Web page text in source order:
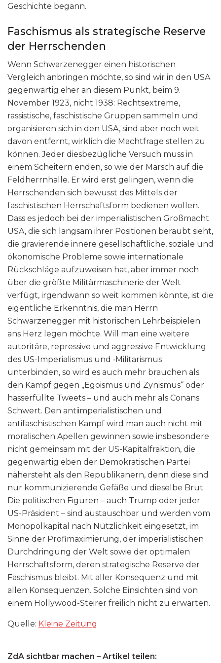
Geschichte begann.
Faschismus als strategische Reserve
der Herrschenden
Wenn Schwarzenegger einen historischen
Vergleich anbringen möchte, so sind wir in den USA
gegenwärtig eher an diesem Punkt, beim 9.
November 1923, nicht 1938: Rechtsextreme,
rassistische, faschistische Gruppen sammeln und
organisieren sich in den USA, sind aber noch weit
davon entfernt, wirklich die Machtfrage stellen zu
können. Jeder diesbezügliche Versuch muss in
einem Scheitern enden, so wie der Marsch auf die
Feldherrnhalle. Er wird erst gelingen, wenn die
Herrschenden sich bewusst des Mittels der
faschistischen Herrschaftsform bedienen wollen.
Dass es jedoch bei der imperialistischen Großmacht
USA, die sich langsam ihrer Positionen beraubt sieht,
die gravierende innere gesellschaftliche, soziale und
ökonomische Probleme sowie internationale
Rückschläge aufzuweisen hat, aber immer noch
über die größte Militärmaschinerie der Welt
verfügt, irgendwann so weit kommen könnte, ist die
eigentliche Erkenntnis, die man Herrn
Schwarzenegger mit historischen Lehrbeispielen
ans Herz legen möchte. Will man eine weitere
autoritäre, repressive und aggressive Entwicklung
des US-Imperialismus und ‑Militarismus
unterbinden, so wird es auch mehr brauchen als
den Kampf gegen „Egoismus und Zynismus“ oder
hasserfüllte Tweets – und auch mehr als Conans
Schwert. Den antiimperialistischen und
antifaschistischen Kampf wird man auch nicht mit
moralischen Apellen gewinnen sowie insbesondere
nicht gemeinsam mit der US-Kapitalfraktion, die
gegenwärtig eben der Demokratischen Partei
nähersteht als den Republikanern, denn diese sind
nur kommunizierende Gefäße und dieselbe Brut.
Die politischen Figuren – auch Trump oder jeder
US-Präsident – sind austauschbar und werden vom
Monopolkapital nach Nützlichkeit eingesetzt, im
Sinne der Profimaximierung, der imperialistischen
Durchdringung der Welt sowie der optimalen
Herrschaftsform, deren strategische Reserve der
Faschismus bleibt. Mit aller Konsequenz und mit
allen Konsequenzen. Solche Einsichten sind von
einem Hollywood-Steirer freilich nicht zu erwarten.
Quelle: Kleine Zeitung
ZdA sichtbar machen – Artikel teilen: